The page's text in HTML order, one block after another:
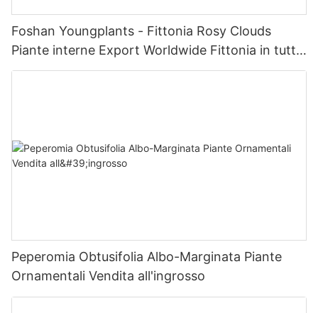
Foshan Youngplants - Fittonia Rosy Clouds
Piante interne Export Worldwide Fittonia in tutto
il mondo
Peperomia Obtusifolia Albo-Marginata Piante
Ornamentali Vendita all'ingrosso